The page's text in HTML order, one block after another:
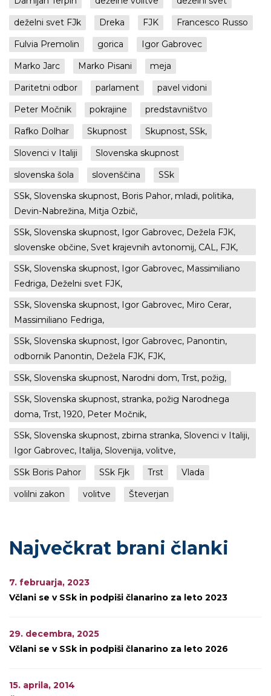
deželni svet FJk
Dreka FJK
Francesco Russo
Fulvia Premolin
gorica
Igor Gabrovec
Marko Jarc
Marko Pisani
meja
Paritetni odbor
parlament
pavel vidoni
Peter Močnik
pokrajine
predstavništvo
Rafko Dolhar
Skupnost
Skupnost, SSk,
Slovenci v Italiji
Slovenska skupnost
slovenska šola
slovenščina
SSk
SSk, Slovenska skupnost, Boris Pahor, mladi, politika,
Devin-Nabrežina, Mitja Ozbič,
SSk, Slovenska skupnost, Igor Gabrovec, Dežela FJK,
slovenske občine, Svet krajevnih avtonomij, CAL, FJK,
SSk, Slovenska skupnost, Igor Gabrovec, Massimiliano
Fedriga, Deželni svet FJK,
SSk, Slovenska skupnost, Igor Gabrovec, Miro Cerar,
Massimiliano Fedriga,
SSk, Slovenska skupnost, Igor Gabrovec, Panontin,
odbornik Panontin, Dežela FJK, FJK,
SSk, Slovenska skupnost, Narodni dom, Trst, požig,
SSk, Slovenska skupnost, stranka, požig Narodnega
doma, Trst, 1920, Peter Močnik,
SSk, Slovenska skupnost, zbirna stranka, Slovenci v Italiji,
Igor Gabrovec, Italija, Slovenija, volitve,
SSk Boris Pahor
SSk Fjk Trst
Vlada
volilni zakon
volitve Števerjan
Največkrat brani članki
7. februarja, 2023
Včlani se v SSk in podpiši članarino za leto 2023
29. decembra, 2025
Včlani se v SSk in podpiši članarino za leto 2026
15. aprila, 2014